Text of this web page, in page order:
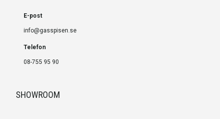
E-post
info@gasspisen.se
Telefon
08-755 95 90
SHOWROOM